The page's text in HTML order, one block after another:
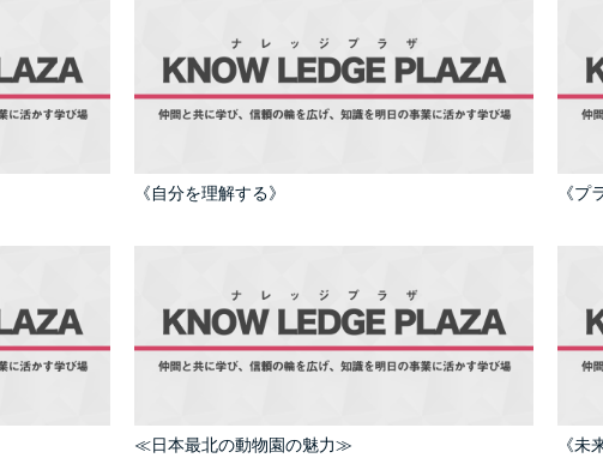
《自分を理解する》 《プ
≪日本最北の動物園の魅力≫ 《未